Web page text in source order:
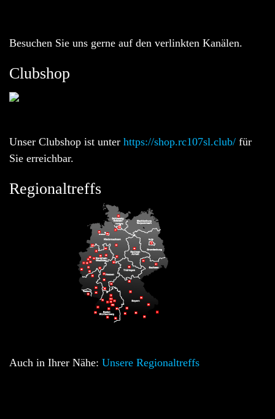
Besuchen Sie uns gerne auf den verlinkten Kanälen.
Clubshop
Unser Clubshop ist unter https://shop.rc107sl.club/ für
Sie erreichbar.
Regionaltreffs
Auch in Ihrer Nähe: Unsere Regionaltreffs